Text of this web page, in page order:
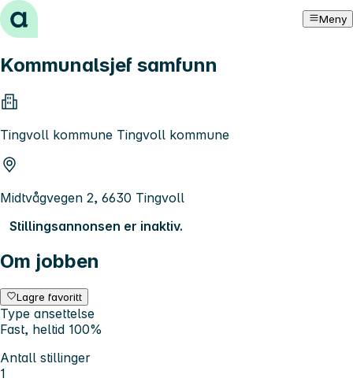
Hopp til innhold Meny
Kommunalsjef samfunn
Tingvoll kommune Tingvoll kommune
Midtvågvegen 2, 6630 Tingvoll
Stillingsannonsen er inaktiv.
Om jobben
Lagre favoritt
Type ansettelse
Fast, heltid 100%
Antall stillinger
1